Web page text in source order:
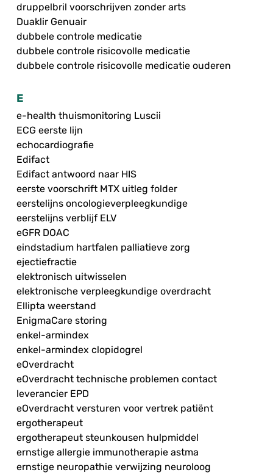
druppelbril voorschrijven zonder arts
Duaklir Genuair
dubbele controle medicatie
dubbele controle risicovolle medicatie
dubbele controle risicovolle medicatie ouderen
E
e-health thuismonitoring Luscii
ECG eerste lijn
echocardiografie
Edifact
Edifact antwoord naar HIS
eerste voorschrift MTX uitleg folder
eerstelijns oncologieverpleegkundige
eerstelijns verblijf ELV
eGFR DOAC
eindstadium hartfalen palliatieve zorg
ejectiefractie
elektronisch uitwisselen
elektronische verpleegkundige overdracht
Ellipta weerstand
EnigmaCare storing
enkel-armindex
enkel-armindex clopidogrel
eOverdracht
eOverdracht technische problemen contact
leverancier EPD
eOverdracht versturen voor vertrek patiënt
ergotherapeut
ergotherapeut steunkousen hulpmiddel
ernstige allergie immunotherapie astma
ernstige neuropathie verwijzing neuroloog